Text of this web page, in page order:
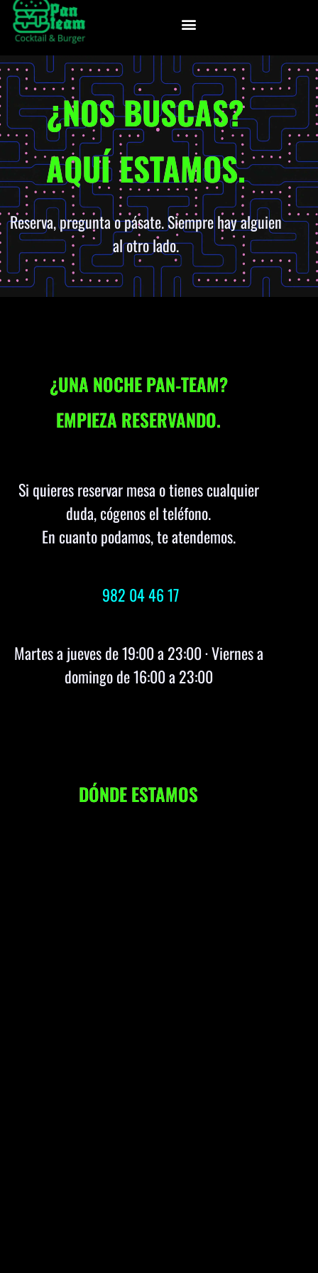
¿NOS BUSCAS?
AQUÍ ESTAMOS.
Reserva, pregunta o pásate. Siempre hay alguien
al otro lado.
¿UNA NOCHE PAN‑TEAM?
EMPIEZA RESERVANDO.
Si quieres reservar mesa o tienes cualquier
duda, cógenos el teléfono.
En cuanto podamos, te atendemos.
982 04 46 17
Martes a jueves de 19:00 a 23:00 · Viernes a
domingo de 16:00 a 23:00
DÓNDE ESTAMOS